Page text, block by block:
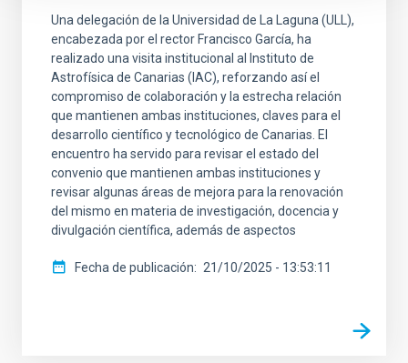
Una delegación de la Universidad de La Laguna (ULL),
encabezada por el rector Francisco García, ha
realizado una visita institucional al Instituto de
Astrofísica de Canarias (IAC), reforzando así el
compromiso de colaboración y la estrecha relación
que mantienen ambas instituciones, claves para el
desarrollo científico y tecnológico de Canarias. El
encuentro ha servido para revisar el estado del
convenio que mantienen ambas instituciones y
revisar algunas áreas de mejora para la renovación
del mismo en materia de investigación, docencia y
divulgación científica, además de aspectos
Fecha de publicación 21/10/2025 - 13:53:11